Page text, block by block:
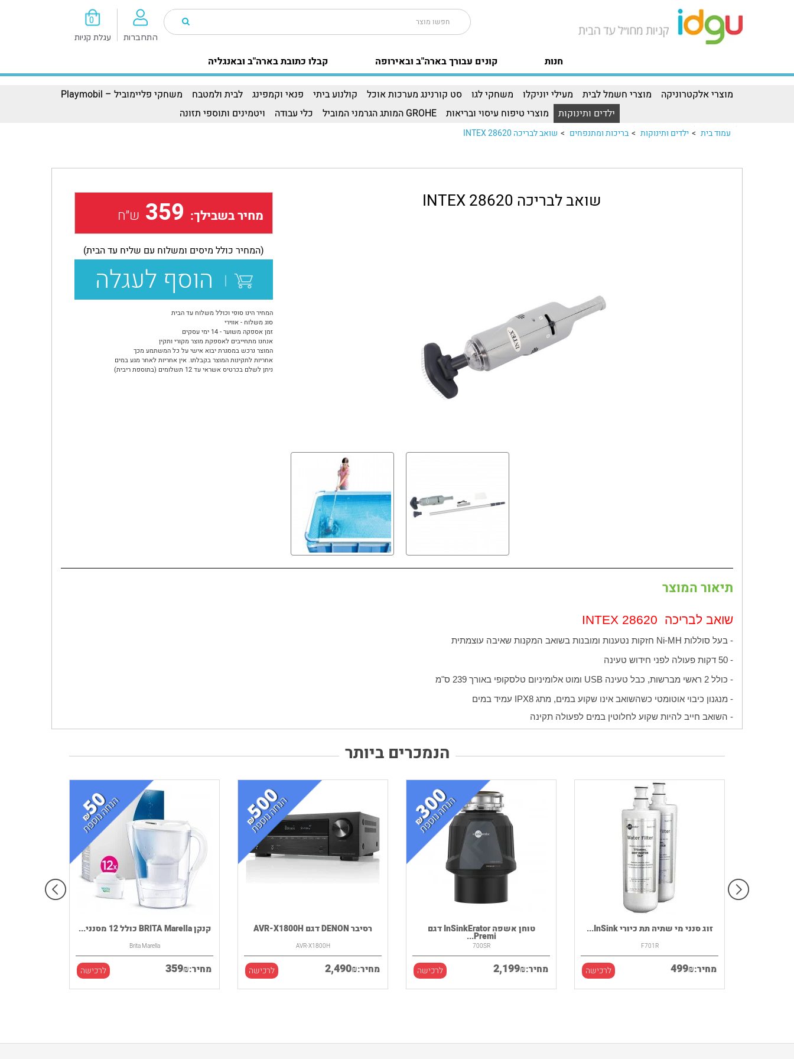
0
עגלת קניות התחברות
קבלו כתובת בארה"ב ובאנגליה קונים עבורך בארה"ב ובאירופה חנות
מוצרי אלקטרוניקה מוצרי חשמל לבית מעילי יוניקלו משחקי לגו סט קורנינג מערכות אוכל קולנוע ביתי פנאי וקמפינג לבית ולמטבח
משחקי פליימוביל – Playmobil
ילדים ותינוקות
מוצרי טיפוח עיסוי ובריאות GROHE המותג הגרמני המוביל כלי עבודה ויטמינים ותוספי תזונה
עמוד בית > ילדים ותינוקות > בריכות ומתנפחים > שואב לבריכה INTEX 28620
שואב לבריכה INTEX 28620
מחיר בשבילך: 359 ש״ח
(המחיר כולל מיסים ומשלוח עם שליח עד הבית)
הוסף לעגלה
המחיר הינו סופי וכולל משלוח עד הבית
סוג משלוח - אווירי
זמן אספקה משוער - 14 ימי עסקים
אנחנו מתחייבים לאספקת מוצר מקורי ותקין
המוצר נרכש במסגרת יבוא אישי על כל המשתמע מכך
אחריות לתקינות המוצר בקבלתו. אין אחריות לאחר מגע במים
ניתן לשלם בכרטיס אשראי עד 12 תשלומים (בתוספת ריבית)
תיאור המוצר
שואב לבריכה INTEX 28620
- בעל סוללות Ni-MH חזקות נטענות ומובנות בשואב המקנות שאיבה עוצמתית
- 50 דקות פעולה לפני חידוש טעינה
- כולל 2 ראשי מברשות, כבל טעינה
USB ומוט אלומיניום טלסקופי באורך 239 ס"מ
- מנגנון כיבוי אוטומטי כשהשואב אינו שקוע במים, מתג IPX8 עמיד במים
- השואב חייב להיות שקוע לחלוטין במים לפעולה תקינה
הנמכרים ביותר
קנקן BRITA Marella כולל 12 מסנני...
Brita Marella
מחיר: 359₪ לרכישה
רסיבר DENON דגם AVR-X1800H
AVR-X1800H
מחיר: 2,490₪ לרכישה
טוחן אשפה InSinkErator דגם
Premi...
700SR
מחיר: 2,199₪ לרכישה
זוג סנני מי שתיה תת כיורי InSink...
F701R
מחיר: 499₪ לרכישה